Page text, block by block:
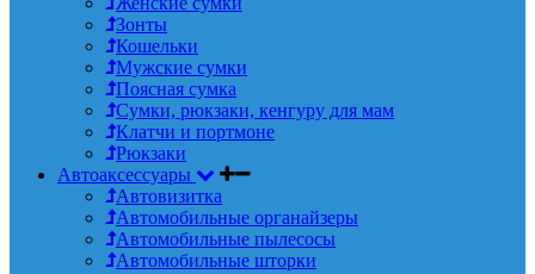
Зонты
Кошельки
Мужские сумки
Поясная сумка
Сумки, рюкзаки, кенгуру для мам
Клатчи и портмоне
Рюкзаки
Автоаксессуары
Автовизитка
Автомобильные органайзеры
Автомобильные пылесосы
Автомобильные шторки